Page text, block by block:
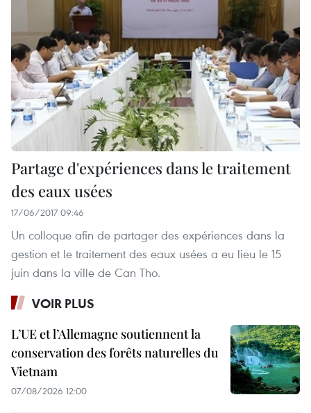
Partage d'expériences dans le traitement
des eaux usées
17/06/2017 09:46
Un colloque afin de partager des expériences dans la
gestion et le traitement des eaux usées a eu lieu le 15
juin dans la ville de Can Tho.
VOIR PLUS
L’UE et l’Allemagne soutiennent la
conservation des forêts naturelles du
Vietnam
07/08/2026 12:00